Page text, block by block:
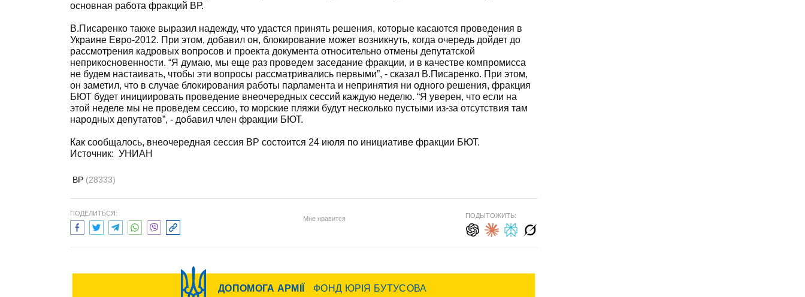
основная работа фракций ВР.
В.Писаренко также выразил надежду, что удастся принять решения, которые касаются проведения в
Украине Евро-2012. При этом, добавил он, блокирование может возникнуть, когда очередь дойдет до
рассмотрения кадровых вопросов и проекта документа относительно отмены депутатской
неприкосновенности. “Я думаю, мы еще раз проведем заседание фракции, и в качестве компромисса
не будем настаивать, чтобы эти вопросы рассматривались первыми”, - сказал В.Писаренко. При этом,
он заметил, что в случае блокирования работы парламента и непринятия ни одного решения, фракция
БЮТ будет инициировать проведение внеочередных сессий каждую неделю. “Я уверен, что если на
этой неделе мы не проведем сессию, то морские пляжи будут несколько пустыми из-за отсутствия там
народных депутатов”, - добавил член фракции БЮТ.
Как сообщалось, внеочередная сессия ВР состоится 24 июля по инициативе фракции БЮТ.
Источник: УНИАН
ВР (28333)
ПОДЕЛИТЬСЯ:
Мне нравится ПОДЫТОЖИТЬ: